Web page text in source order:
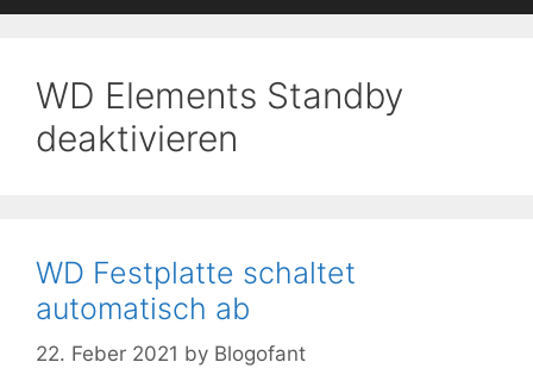
WD Elements Standby
deaktivieren
WD Festplatte schaltet
automatisch ab
22. Feber 2021 by Blogofant